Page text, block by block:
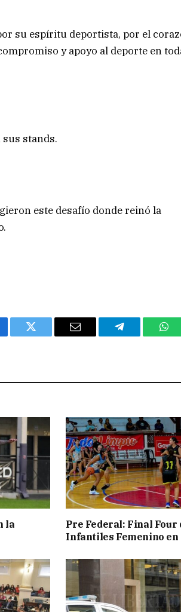
su espíritu deportista, por el
y apoyo al deporte en
stands.
este desafío donde reinó la
Twitter Email Telegram
la
Pre Federal: Final Four
Infantiles Femenino en